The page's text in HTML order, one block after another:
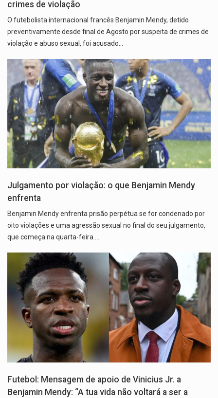
crimes de violação
O futebolista internacional francês Benjamin Mendy, detido
preventivamente desde final de Agosto por suspeita de crimes de
violação e abuso sexual, foi acusado…
Julgamento por violação: o que Benjamin Mendy
enfrenta
Benjamin Mendy enfrenta prisão perpétua se for condenado por
oito violações e uma agressão sexual no final do seu julgamento,
que começa na quarta-feira.…
Futebol: Mensagem de apoio de Vinicius Jr. a
Benjamin Mendy: “A tua vida não voltará a ser a